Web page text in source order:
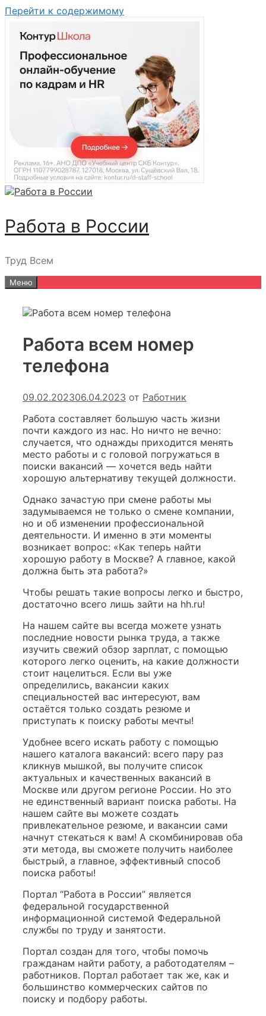
Перейти к содержимому
Работа в России
Труд Всем
Меню
Работа всем номер
телефона
09.02.202306.04.2023 от Работник
Работа составляет большую часть жизни
почти каждого из нас. Но ничто не вечно:
случается, что однажды приходится менять
место работы и с головой погружаться в
поиски вакансий — хочется ведь найти
хорошую альтернативу текущей должности.
Однако зачастую при смене работы мы
задумываемся не только о смене компании,
но и об изменении профессиональной
деятельности. И именно в эти моменты
возникает вопрос: «Как теперь найти
хорошую работу в Москве? А главное, какой
должна быть эта работа?»
Чтобы решать такие вопросы легко и быстро,
достаточно всего лишь зайти на hh.ru!
На нашем сайте вы всегда можете узнать
последние новости рынка труда, а также
изучить свежий обзор зарплат, с помощью
которого легко оценить, на какие должности
стоит нацелиться. Если вы уже
определились, вакансии каких
специальностей вас интересуют, вам
остаётся только создать резюме и
приступать к поиску работы мечты!
Удобнее всего искать работу с помощью
нашего каталога вакансий: всего пару раз
кликнув мышкой, вы получите список
актуальных и качественных вакансий в
Москве или другом регионе России. Но это
не единственный вариант поиска работы. На
нашем сайте вы можете создать
привлекательное резюме, и вакансии сами
начнут стекаться к вам! А скомбинировав оба
эти метода, вы сможете получить наиболее
быстрый, а главное, эффективный способ
поиска работы!
Портал “Работа в России” является
федеральной государственной
информационной системой Федеральной
службы по труду и занятости.
Портал создан для того, чтобы помочь
гражданам найти работу, а работодателям –
работников. Портал работает так же, как и
большинство коммерческих сайтов по
поиску и подбору работы.